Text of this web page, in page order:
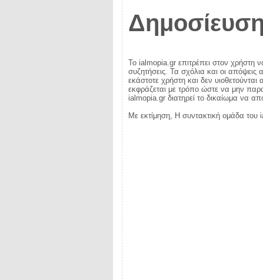
Το ialmopia.gr επιτρέπει στον χρήστη
συζητήσεις. Τα σχόλια και οι απόψεις
εκάστοτε χρήστη και δεν
εκφράζεται με τρόπο ώστε να μην
ialmopia.gr διατηρεί το δικαίωμα να
Με εκτίμηση, Η συντακτική ομάδα του